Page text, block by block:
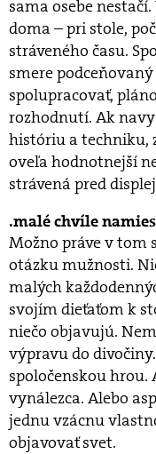
sama osebe
doma – pri stole,
stráveného času.
smere
spolupracovať,
rozhodnutí. Ak
históriu a techniku,
oveľa hodnotnejší
strávená pred
malé chvíle
Možno práve v tom
otázku mužnosti.
malých
svojím dieťaťom k
niečo objavujú.
výpravu do
spoločenskou
vynálezca. Alebo
jednu vzácnu
objavovať svet.